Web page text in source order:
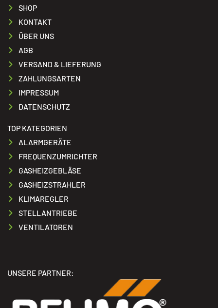
SHOP
KONTAKT
ÜBER UNS
AGB
VERSAND & LIEFERUNG
ZAHLUNGSARTEN
IMPRESSUM
DATENSCHUTZ
TOP KATEGORIEN
ALARMGERÄTE
FREQUENZUMRICHTER
GASHEIZGEBLÄSE
GASHEIZSTRAHLER
KLIMAREGLER
STELLANTRIEBE
VENTILATOREN
UNSERE PARTNER: